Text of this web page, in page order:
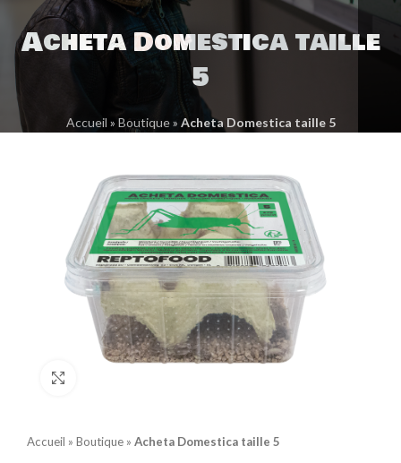
Acheta Domestica taille
5
Accueil » Boutique» Acheta Domestica taille 5
Accueil » Boutique » Acheta Domestica taille 5